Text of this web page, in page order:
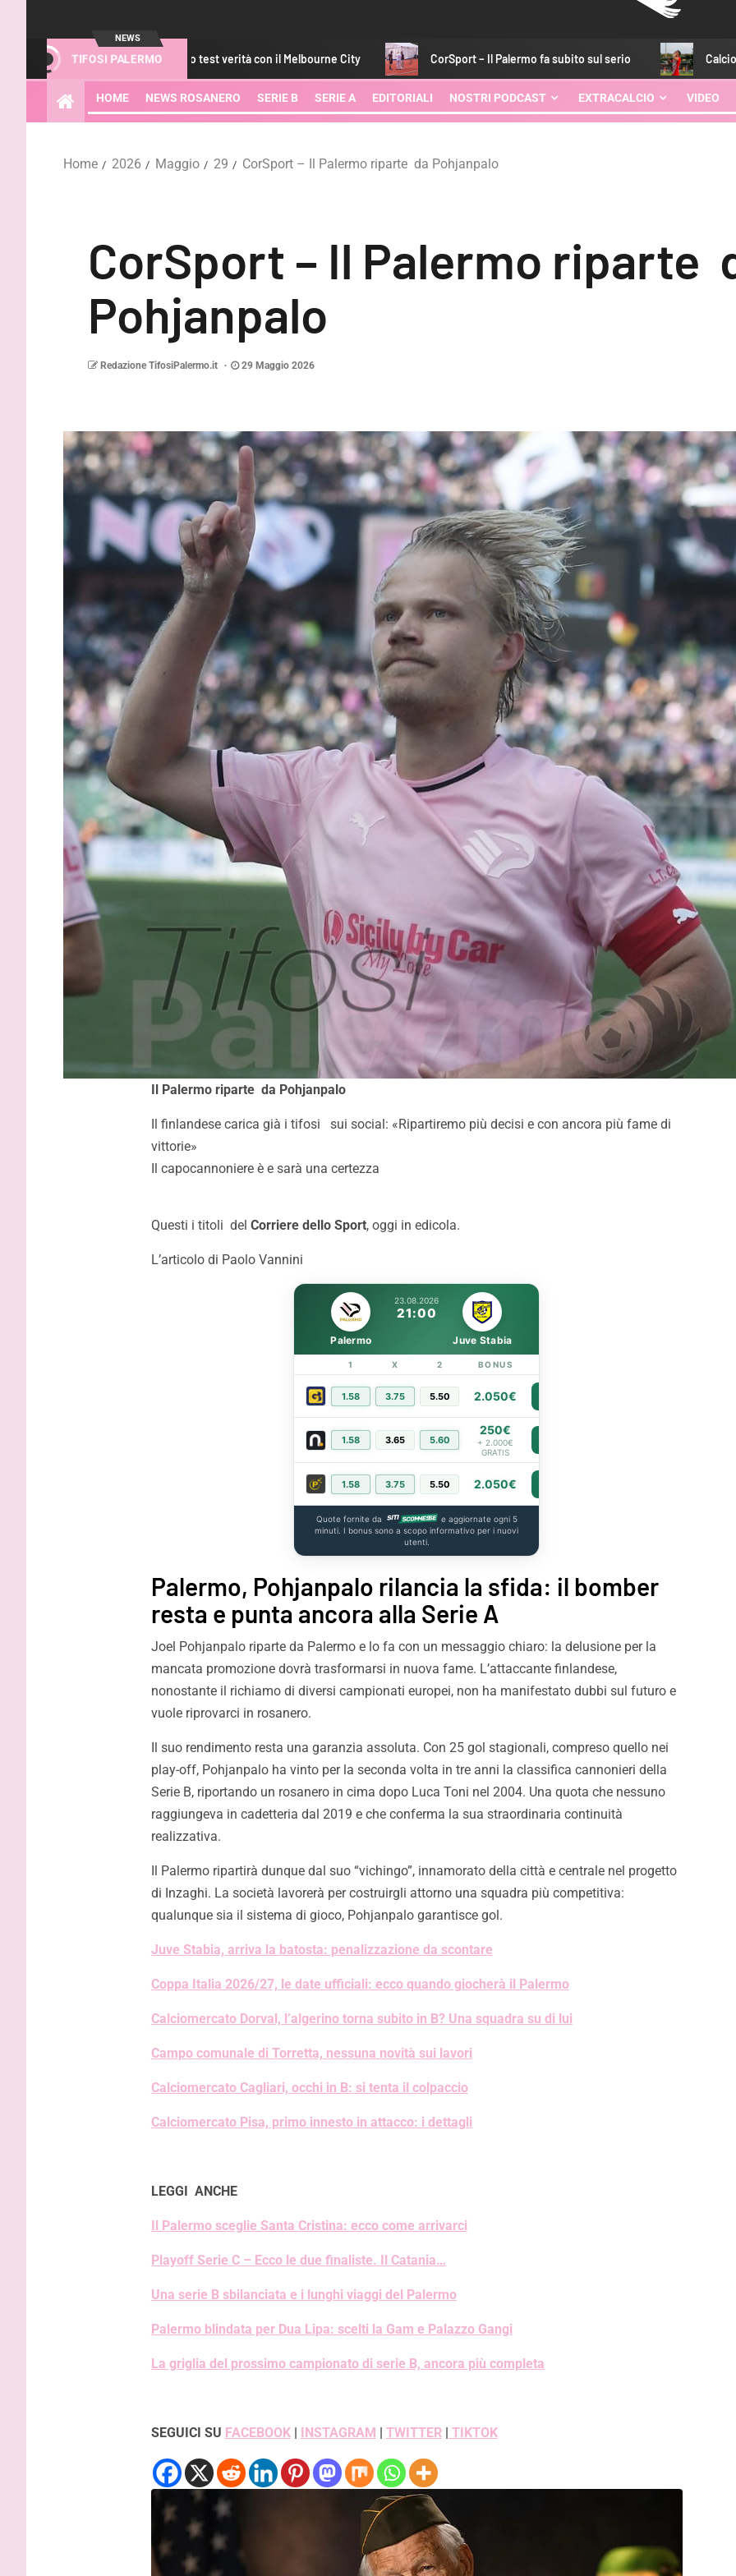
NEWS
TIFOSI PALERMO
GdS – Palermo, primo test verità con il Melbourne City CorSport – Il Palermo fa subito sul serio Calciomercato
HOME NEWS ROSANERO SERIE B SERIE A EDITORIALI NOSTRI PODCAST EXTRACALCIO VIDEO
Home 2026 Maggio 29 CorSport – Il Palermo riparte da Pohjanpalo
CorSport – Il Palermo riparte
Pohjanpalo
Redazione TifosiPalermo.it 29 Maggio 2026
Il Palermo riparte da Pohjanpalo
Il finlandese carica già i tifosi sui social: «Ripartiremo più decisi e con ancora più fame di
vittorie»
Il capocannoniere è e sarà una certezza
Questi i titoli del Corriere dello Sport, oggi in edicola.
L’articolo di Paolo Vannini
23.08.2026
21:00
Palermo Juve Stabia
1 X 2 BONUS
1.58 3.75 5.50 2.050€
1.58 3.65 5.60
250€
+ 2.000€
GRATIS
1.58 3.75 5.50 2.050€
Quote fornite da
e aggiornate ogni 5
minuti. I bonus sono a scopo informativo per i nuovi
utenti.
Palermo, Pohjanpalo rilancia la sfida: il bomber
resta e punta ancora alla Serie A
Joel Pohjanpalo riparte da Palermo e lo fa con un messaggio chiaro: la delusione per la
mancata promozione dovrà trasformarsi in nuova fame. L’attaccante finlandese,
nonostante il richiamo di diversi campionati europei, non ha manifestato dubbi sul futuro e
vuole riprovarci in rosanero.
Il suo rendimento resta una garanzia assoluta. Con 25 gol stagionali, compreso quello nei
play-off, Pohjanpalo ha vinto per la seconda volta in tre anni la classifica cannonieri della
Serie B, riportando un rosanero in cima dopo Luca Toni nel 2004. Una quota che nessuno
raggiungeva in cadetteria dal 2019 e che conferma la sua straordinaria continuità
realizzativa.
Il Palermo ripartirà dunque dal suo “vichingo”, innamorato della città e centrale nel progetto
di Inzaghi. La società lavorerà per costruirgli attorno una squadra più competitiva:
qualunque sia il sistema di gioco, Pohjanpalo garantisce gol.
Juve Stabia, arriva la batosta: penalizzazione da scontare
Coppa Italia 2026/27, le date ufficiali: ecco quando giocherà il Palermo
Calciomercato Dorval, l’algerino torna subito in B? Una squadra su di lui
Campo comunale di Torretta, nessuna novità sui lavori
Calciomercato Cagliari, occhi in B: si tenta il colpaccio
Calciomercato Pisa, primo innesto in attacco: i dettagli
LEGGI ANCHE
Il Palermo sceglie Santa Cristina: ecco come arrivarci
Playoff Serie C – Ecco le due finaliste. Il Catania…
Una serie B sbilanciata e i lunghi viaggi del Palermo
Palermo blindata per Dua Lipa: scelti la Gam e Palazzo Gangi
La griglia del prossimo campionato di serie B, ancora più completa
SEGUICI SU FACEBOOK| INSTAGRAM TWITTER| TIKTOK
Inzaghi: “Essere qui con le
migliori squadre d’Italia fa
protagonisti. Con i tifosi